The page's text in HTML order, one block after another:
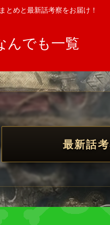
とめと最新話考察をお届け！
んでも一覧
最新話